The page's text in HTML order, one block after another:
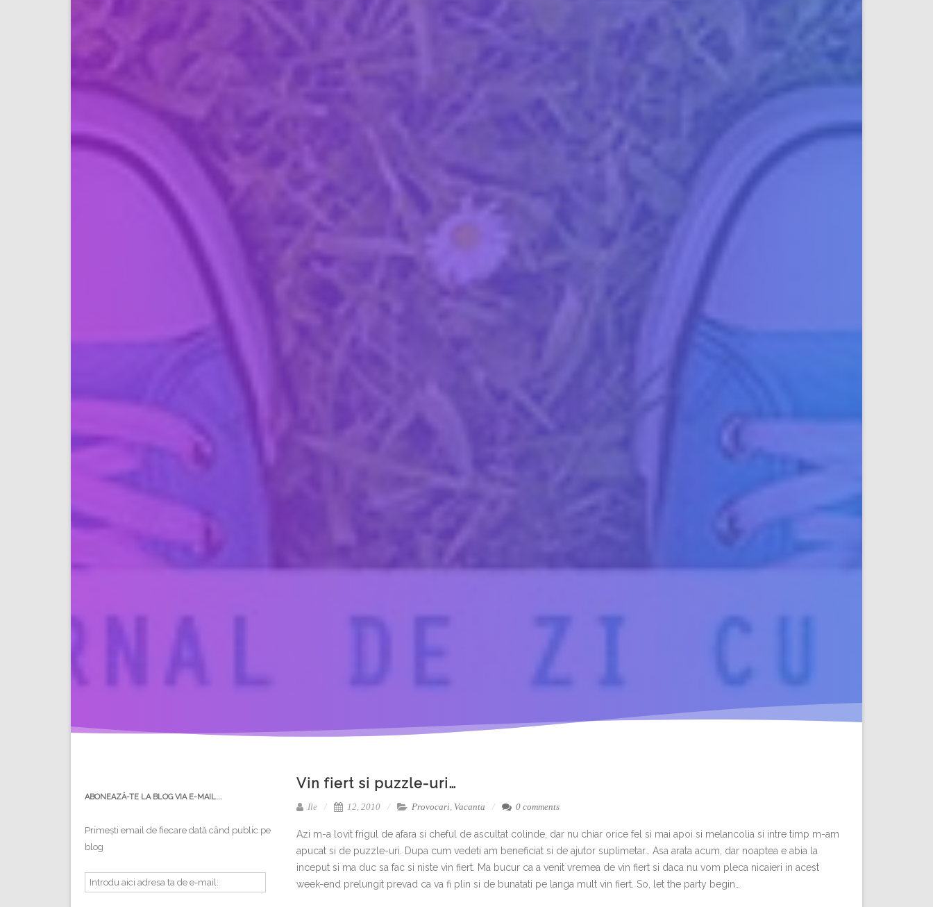
Vin fiert si puzzle-uri…
Ile 12, 2010 Provocari, Vacanta 0 comments
Azi m-a lovit frigul de afara si cheful de ascultat colinde, dar nu chiar orice fel si mai apoi si melancolia si intre timp m-am
apucat si de puzzle-uri. Dupa cum vedeti am beneficiat si de ajutor suplimetar… Asa arata acum, dar noaptea e abia la
inceput si ma duc sa fac si niste vin fiert. Ma bucur ca a venit vremea de vin fiert si daca nu vom pleca nicaieri in acest
week-end prelungit prevad ca va fi plin si de bunatati pe langa mult vin fiert. So, let the party begin…
ABONEAZĂ-TE LA BLOG VIA E-MAIL...
Primești email de fiecare dată când public pe
blog
Introdu